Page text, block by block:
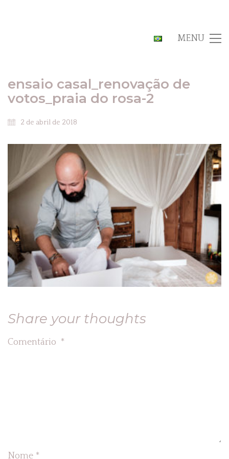
MENU
ensaio casal_renovação de
votos_praia do rosa-2
2 de abril de 2018
Share your thoughts
Comentário *
Nome *